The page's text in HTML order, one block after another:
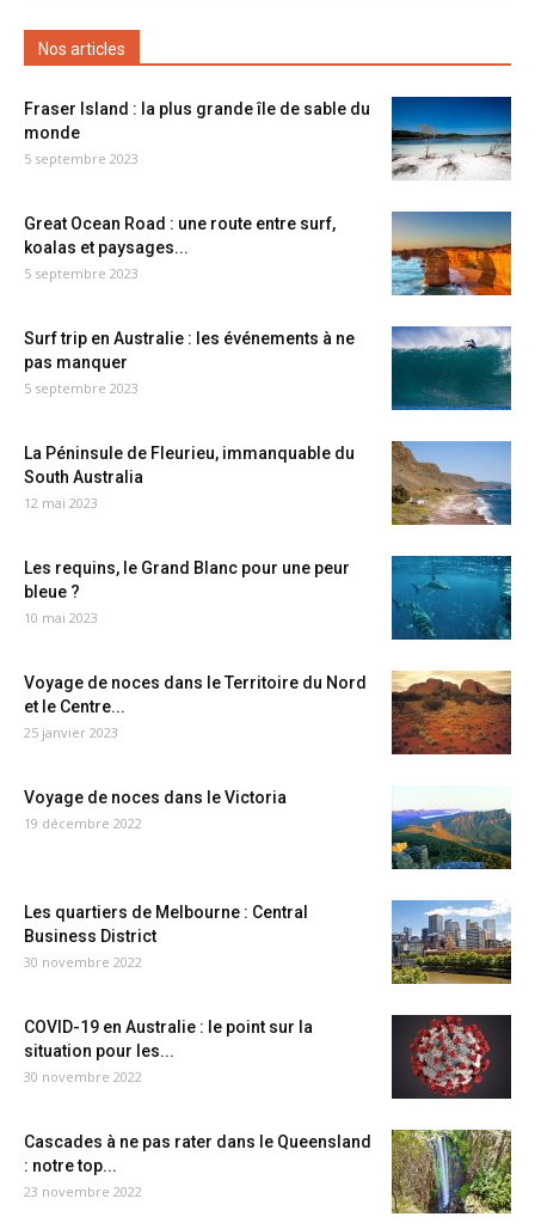
Nos articles
Fraser Island : la plus grande île de sable du
monde
5 septembre 2023
Great Ocean Road : une route entre surf,
koalas et paysages...
5 septembre 2023
Surf trip en Australie : les événements à ne
pas manquer
5 septembre 2023
La Péninsule de Fleurieu, immanquable du
South Australia
12 mai 2023
Les requins, le Grand Blanc pour une peur
bleue ?
10 mai 2023
Voyage de noces dans le Territoire du Nord
et le Centre...
25 janvier 2023
Voyage de noces dans le Victoria
19 décembre 2022
Les quartiers de Melbourne : Central
Business District
30 novembre 2022
COVID-19 en Australie : le point sur la
situation pour les...
30 novembre 2022
Cascades à ne pas rater dans le Queensland
: notre top...
23 novembre 2022